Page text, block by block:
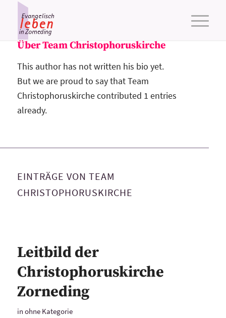
ÜberTeam Christophoruskirche
This author has not written his bio yet.
But we are proud to say thatTeam
Christophoruskirchecontributed 1 entries
already.
EINTRÄGE VON TEAM
CHRISTOPHORUSKIRCHE
Leitbild der
Christophoruskirche
Zorneding
in ohne Kategorie